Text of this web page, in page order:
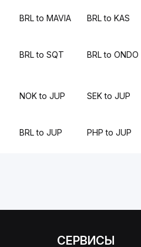
BRL to MAVIA BRL to KAS
BRL to SQT BRL to ONDO
NOK to JUP SEK to JUP
BRL to JUP PHP to JUP
СЕРВИСЫ